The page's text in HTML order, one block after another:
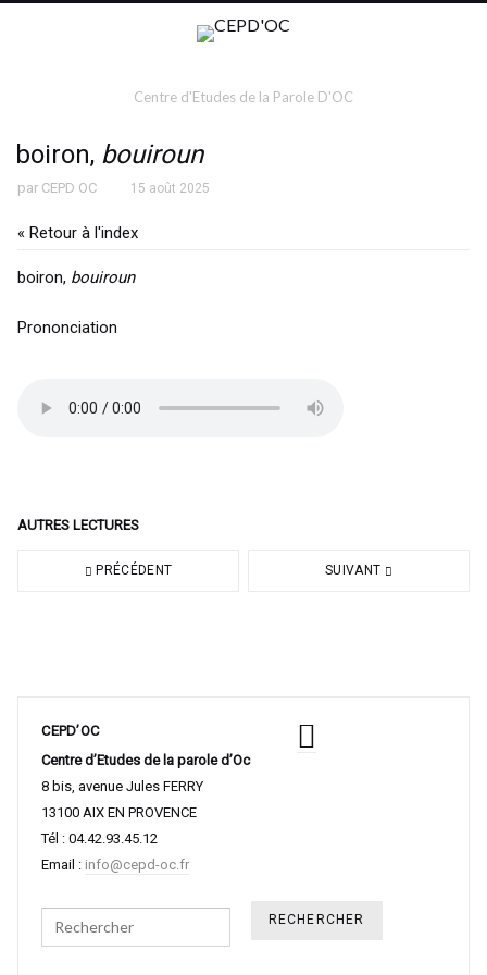
Centre d'Etudes de la Parole D'OC
boiron, bouiroun
par CEPD OC 15 août 2025
« Retour à l'index
boiron, bouiroun
Prononciation
AUTRES LECTURES
PRÉCÉDENT SUIVANT
CEPD’OC
Centre d’Etudes de la parole d’Oc
8 bis, avenue Jules FERRY
13100 AIX EN PROVENCE
Tél : 04.42.93.45.12
Email : info@cepd-oc.fr
Search